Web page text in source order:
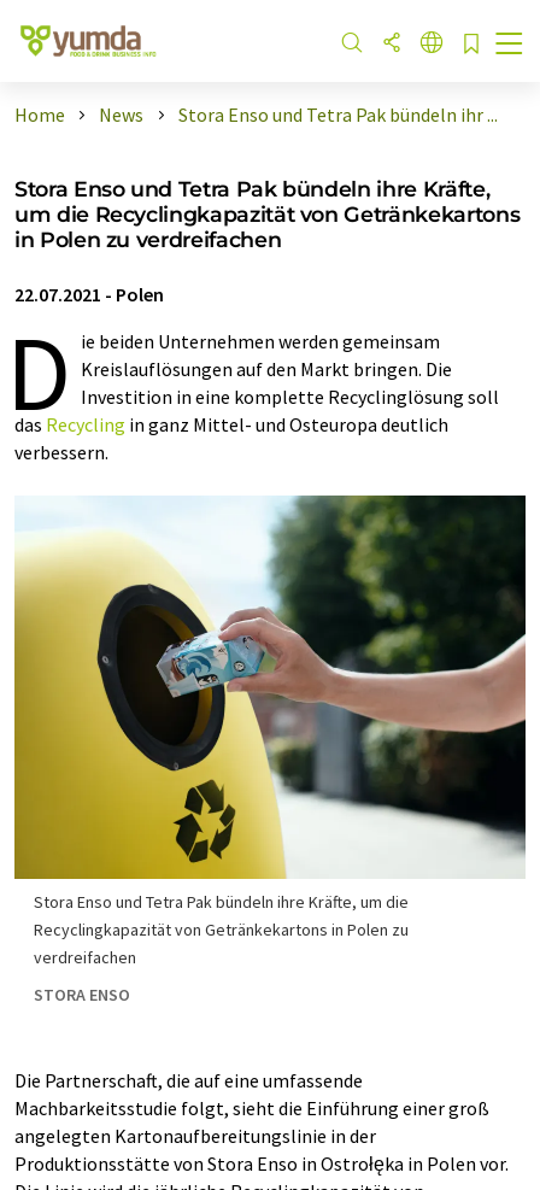
Home News Stora Enso und Tetra Pak bündeln ihr ...
Stora Enso und Tetra Pak bündeln ihre Kräfte,
um die Recyclingkapazität von Getränkekartons
in Polen zu verdreifachen
22.07.2021 - Polen
D
ie beiden Unternehmen werden gemeinsam
Kreislauflösungen auf den Markt bringen. Die
Investition in eine komplette Recyclinglösung soll
das Recycling in ganz Mittel- und Osteuropa deutlich
verbessern.
Stora Enso und Tetra Pak bündeln ihre Kräfte, um die
Recyclingkapazität von Getränkekartons in Polen zu
verdreifachen
STORA ENSO
Die Partnerschaft, die auf eine umfassende
Machbarkeitsstudie folgt, sieht die Einführung einer groß
angelegten Kartonaufbereitungslinie in der
Produktionsstätte von Stora Enso in Ostrołęka in Polen vor.